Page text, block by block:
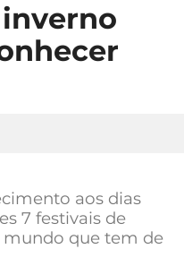
aos dias
7 festivais de
mundo que tem de